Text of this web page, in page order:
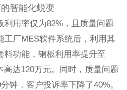
智能化蜕变
利用率仅为82%，且质量问题
工厂MES软件系统后，利用其
料功能，钢板利用率提升至
高达120万元。同时，质量问题
钟，客户投诉率下降了40%。